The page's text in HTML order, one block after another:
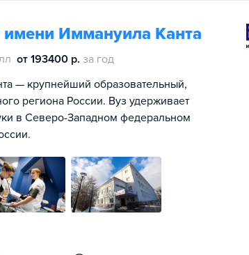
имени Иммануила Канта
от 193400 р. за год
— крупнейший образовательный,
региона России. Вуз удерживает
в Северо-Западном федеральном